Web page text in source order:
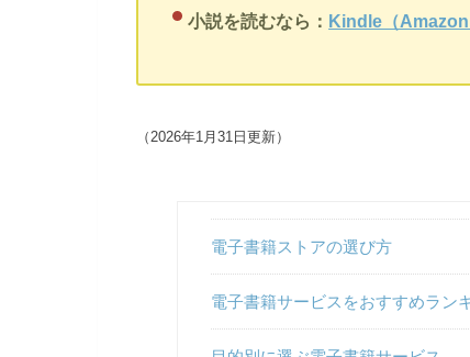
小説を読むなら： Kindle（Amazon
（2026年1月31日更新）
電子書籍ストアの選び方
電子書籍サービスをおすすめラン